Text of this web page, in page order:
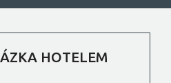
HOTELEM